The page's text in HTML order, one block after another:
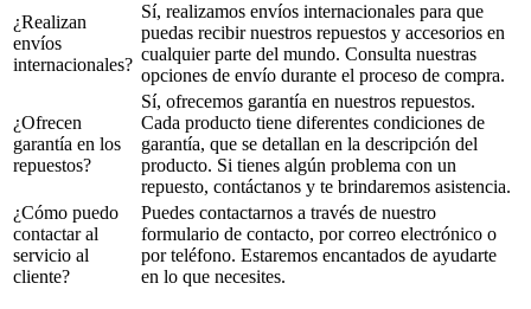
¿Realizan
envíos
internacionales?
Sí, realizamos envíos internacionales para que
puedas recibir nuestros repuestos y accesorios en
cualquier parte del mundo. Consulta nuestras
opciones de envío durante el proceso de compra.
¿Ofrecen
garantía en los
repuestos?
Sí, ofrecemos garantía en nuestros repuestos.
Cada producto tiene diferentes condiciones de
garantía, que se detallan en la descripción del
producto. Si tienes algún problema con un
repuesto, contáctanos y te brindaremos asistencia.
¿Cómo puedo
contactar al
servicio al
cliente?
Puedes contactarnos a través de nuestro
formulario de contacto, por correo electrónico o
por teléfono. Estaremos encantados de ayudarte
en lo que necesites.